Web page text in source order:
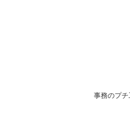
事務のプチ